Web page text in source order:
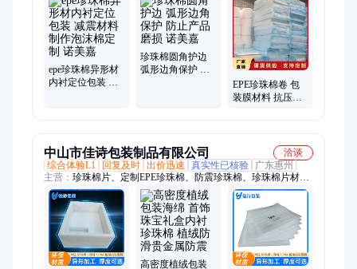
epe珍珠棉异形材
内衬定位包装 减
珍珠棉圆角护边
弧形边角保护 防
EPE珍珠棉卷 包
装膜材料 抗压抗
中山市佳诗包装制品有限公司
洽谈
综合体验L1
回复及时 出价迅速 真实性已核验
广东惠州
主营： 珍珠棉片、定制EPE珍珠棉、防震珍珠棉、珍珠棉片材、
Eva片材、包装珍珠棉、物流包装棉、防震珍珠棉卷材、珍珠棉
护角、异形定制珍珠棉内托、珍珠棉袋、防震泡沫棉板、缓冲泡
沫棉、防震EPE珍珠棉、EPE珍珠棉批发、泡沫棉、泡沫棉批发
高密度植绒包装